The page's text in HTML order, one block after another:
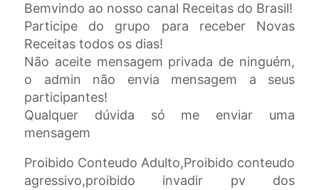
Bemvindo ao nosso canal Receitas do Brasil!
Participe do grupo para receber Novas
Receitas todos os dias!
Não aceite mensagem privada de ninguém,
o admin não envia mensagem a seus
participantes!
Qualquer dúvida só me enviar uma
mensagem
Proibido Conteudo Adulto,Proibido conteudo
agressivo,proibido invadir pv dos